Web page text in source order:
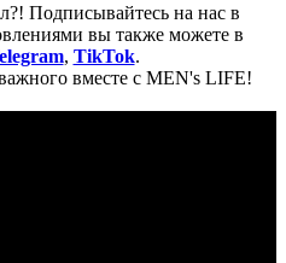
Подписывайтесь на нас в
вы также можете в
, TikTok.
вместе с MEN's LIFE!